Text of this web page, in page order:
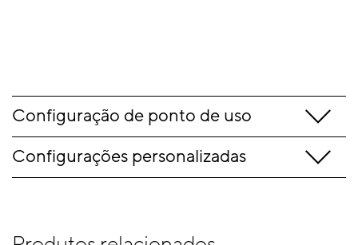
Configuração de ponto de uso
Configurações personalizadas